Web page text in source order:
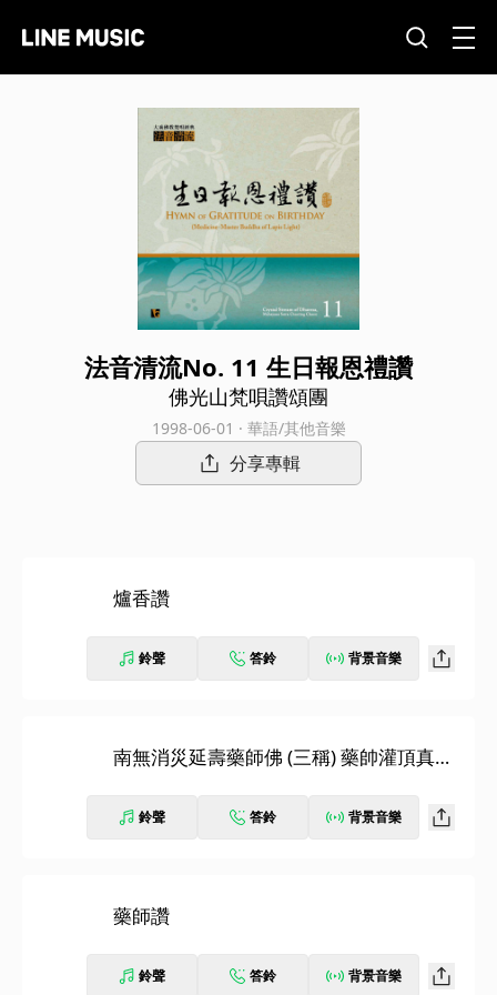
法音清流No. 11 生日報恩禮讚
佛光山梵唄讚頌團
1998-06-01 · 華語/其他音樂
分享專輯
爐香讚
鈴聲 答鈴 背景音樂
南無消災延壽藥師佛 (三稱) 藥帥灌頂真言
鈴聲 答鈴 背景音樂
藥師讚
鈴聲 答鈴 背景音樂